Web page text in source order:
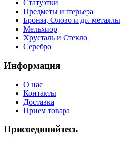
Статуэтки
Предметы интерьера
Бронза, Олово и др. металлы
Мельхиор
Хрусталь и Стекло
Серебро
Информация
О нас
Контакты
Доставка
Прием товара
Присоединяйтесь